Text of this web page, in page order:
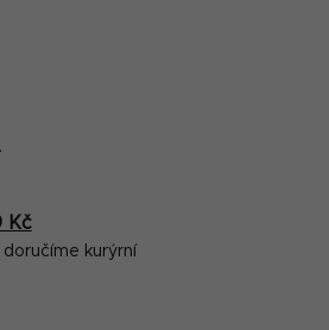
Kč
kurýrní